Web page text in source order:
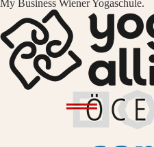
My Business Wiener Yogaschule.